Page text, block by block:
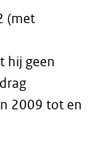
(met
hij geen
2009 tot en